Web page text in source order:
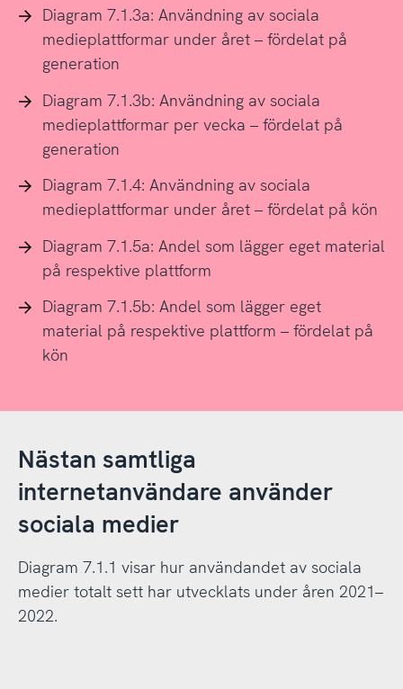
Diagram 7.1.3a: Användning av sociala
medieplattformar under året – fördelat på
generation
Diagram 7.1.3b: Användning av sociala
medieplattformar per vecka – fördelat på
generation
Diagram 7.1.4: Användning av sociala
medieplattformar under året – fördelat på kön
Diagram 7.1.5a: Andel som lägger eget material
på respektive plattform
Diagram 7.1.5b: Andel som lägger eget
material på respektive plattform – fördelat på
kön
Nästan samtliga
internetanvändare använder
sociala medier
Diagram 7.1.1 visar hur användandet av sociala
medier totalt sett har utvecklats under åren 2021–
2022.